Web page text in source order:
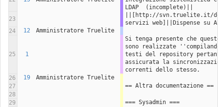
LDAP  (incomplete)||
23
||[http://svn.truelite.it/
servizi web]||Dispense su
24
12 Amministratore Truelite
25 1
Si tenga presente che
sono realizzate
testi del repository
assicurata la
correnti dello stesso.
26
19
Amministratore Truelite
27
== Altra documentazione ==
28
29
=== Sysadmin ===